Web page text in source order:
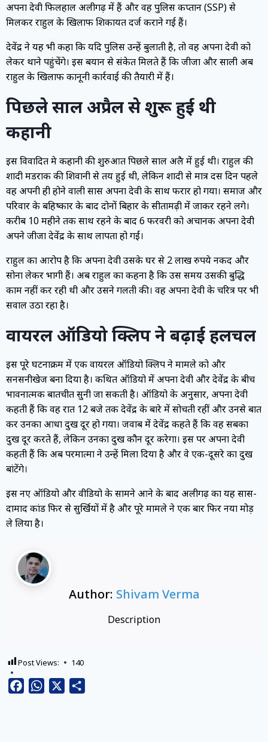
अपना देवी फिलहाल अलीगढ़ में हैं और वह पुलिस कप्तान (SSP) से
मिलकर राहुल के खिलाफ शिकायत दर्ज कराने गई हैं।
देवेंद्र ने यह भी कहा कि यदि पुलिस उन्हें बुलाती है, तो वह अपना देवी को
लेकर थाने पहुंचेंगे। इस बयान से संकेत मिलते हैं कि जीजा और साली अब
राहुल के खिलाफ कानूनी कार्रवाई की तैयारी में हैं।
पिछले साल अप्रैल से शुरू हुई थी
कहानी
इस विवादित प्रेम कहानी की शुरुआत पिछले साल अप्रैल में हुई थी। राहुल की
शादी मडराक की शिवानी से तय हुई थी, लेकिन शादी से मात्र दस दिन पहले
वह अपनी ही होने वाली सास अपना देवी के साथ फरार हो गया। समाज और
परिवार के बहिष्कार के बाद दोनों बिहार के सीतामढ़ी में जाकर रहने लगे।
करीब 10 महीने तक साथ रहने के बाद 6 फरवरी को अचानक अपना देवी
अपने जीजा देवेंद्र के साथ लापता हो गईं।
राहुल का आरोप है कि अपना देवी उसके घर से 2 लाख रुपये नकद और
सोना लेकर भागी हैं। अब राहुल का कहना है कि उस समय उसकी बुद्धि
काम नहीं कर रही थी और उसने गलती की। वह अपना देवी के चरित्र पर भी
सवाल उठा रहा है।
वायरल ऑडियो क्लिप ने बढ़ाई हलचल
इस पूरे घटनाक्रम में एक वायरल ऑडियो क्लिप ने मामले को और
सनसनीखेज बना दिया है। कथित ऑडियो में अपना देवी और देवेंद्र के बीच
भावनात्मक बातचीत सुनी जा सकती है। ऑडियो के अनुसार, अपना देवी
कहती हैं कि वह रात 12 बजे तक देवेंद्र के बारे में सोचती रहीं और उनसे बात
कर उनका आधा दुख दूर हो गया। जवाब में देवेंद्र कहते हैं कि वह सबका
दुख दूर करते हैं, लेकिन उनका दुख कौन दूर करेगा। इस पर अपना देवी
कहती हैं कि अब परमात्मा ने उन्हें मिला दिया है और वे एक-दूसरे का दुख
बांटेंगे।
इस नए ऑडियो और वीडियो के सामने आने के बाद अलीगढ़ का यह सास-
दामाद कांड फिर से सुर्खियों में है और पूरे मामले ने एक बार फिर नया मोड़
ले लिया है।
Author: Shivam Verma
Description
Post Views: 140
FacebookWhatsApp